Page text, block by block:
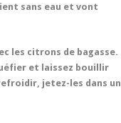
sans eau et vont
les citrons de bagasse.
et laissez bouillir
jetez-les dans un